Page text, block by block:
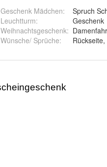
Geschenk Mädchen:
Spruch
Leuchtturm:
Geschenk
Weihnachtsgeschenk:
Wünsche/ Sprüche: